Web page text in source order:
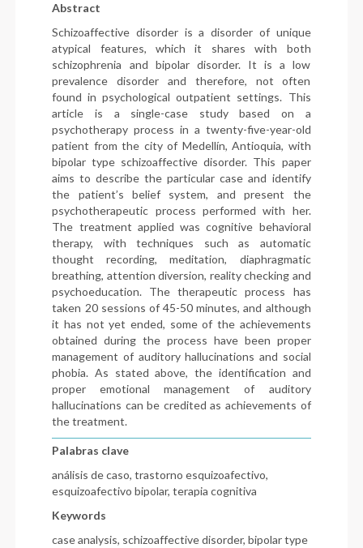
Abstract
Schizoaffective disorder is a disorder of unique
atypical features, which it shares with both
schizophrenia and bipolar disorder. It is a low
prevalence disorder and therefore, not often
found in psychological outpatient settings. This
article is a single-case study based on a
psychotherapy process in a twenty-five-year-old
patient from the city of Medellín, Antioquia, with
bipolar type schizoaffective disorder. This paper
aims to describe the particular case and identify
the patient’s belief system, and present the
psychotherapeutic process performed with her.
The treatment applied was cognitive behavioral
therapy, with techniques such as automatic
thought recording, meditation, diaphragmatic
breathing, attention diversion, reality checking and
psychoeducation. The therapeutic process has
taken 20 sessions of 45-50 minutes, and although
it has not yet ended, some of the achievements
obtained during the process have been proper
management of auditory hallucinations and social
phobia. As stated above, the identification and
proper emotional management of auditory
hallucinations can be credited as achievements of
the treatment.
Palabras clave
análisis de caso, trastorno esquizoafectivo,
esquizoafectivo bipolar, terapia cognitiva
Keywords
case analysis, schizoaffective disorder, bipolar type